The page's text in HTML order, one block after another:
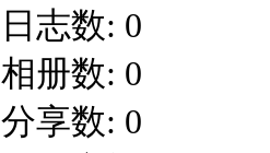
日志数: 0
相册数: 0
分享数: 0